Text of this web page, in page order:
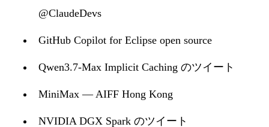
@ClaudeDevs
GitHub Copilot for Eclipse open source
Qwen3.7-Max Implicit Caching のツイート
MiniMax — AIFF Hong Kong
NVIDIA DGX Spark のツイート